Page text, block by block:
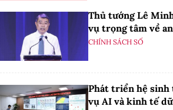
Thủ tướng Lê
vụ trọng tâm về
CHÍNH SÁCH SỐ
Phát triển hệ sinh
vụ AI và kinh tế